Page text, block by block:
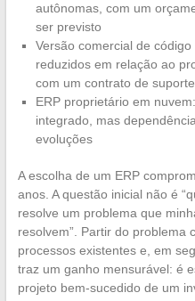
autônomas, com um
ser previsto
Versão comercial de
reduzidos em relação ao
com um contrato de
ERP proprietário em
integrado, mas
evoluções
A escolha de um ERP
anos. A questão inicial não é
resolve um problema que
resolvem”. Partir do problema
processos existentes e, em
traz um ganho mensurável: é
projeto bem-sucedido de um